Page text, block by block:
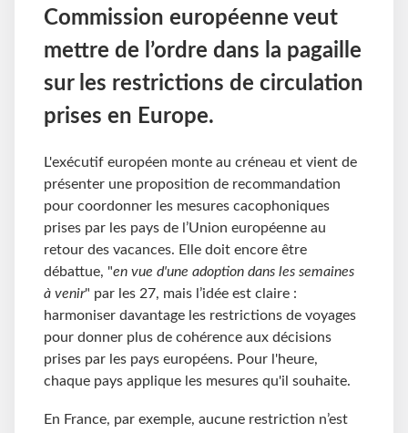
Commission européenne veut
mettre de l’ordre dans la pagaille
sur les restrictions de circulation
prises en Europe.
L'exécutif européen monte au créneau et vient de
présenter une proposition de recommandation
pour coordonner les mesures cacophoniques
prises par les pays de l’Union européenne au
retour des vacances. Elle doit encore être
débattue, "en vue d'une adoption dans les semaines
à venir" par les 27, mais l’idée est claire :
harmoniser davantage les restrictions de voyages
pour donner plus de cohérence aux décisions
prises par les pays européens. Pour l'heure,
chaque pays applique les mesures qu'il souhaite.
En France, par exemple, aucune restriction n’est